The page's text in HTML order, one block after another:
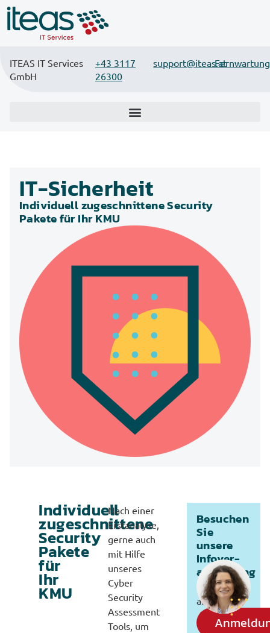
ITEAS IT Services
GmbH
+43 3117
26300
support@iteas.atFernwartung
IT-Sicherheit
Individuell zugeschnittene Security
Pakete für Ihr KMU
Individuell
zugeschnittene
Security
Pakete
für
Ihr
KMU
Nach einer
Erstanalyse,
gerne auch
mit Hilfe
unseres
Cyber
Security
Assessment
Tools, um
Besuchen
Sie
unsere
Infover-
anstaltung
hier
anmelden: